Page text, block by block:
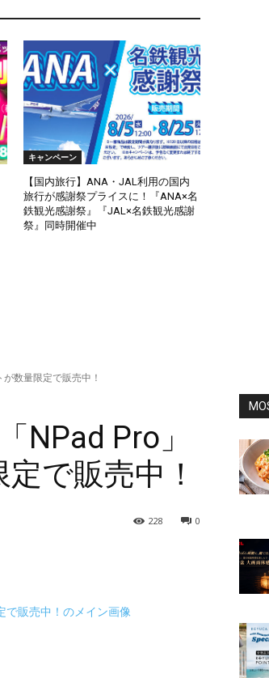
キャンペーン
【国内旅行】ANA・JAL利用の国内
旅行が感謝祭プライスに！『ANA×名
鉄観光感謝祭』『JAL×名鉄観光感謝
祭』同時開催中